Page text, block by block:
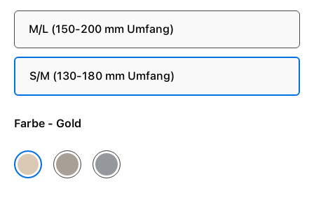
M/L (150-200 mm Umfang)
S/M (130-180 mm Umfang)
Farbe - Gold
Gold Natur Schiefer